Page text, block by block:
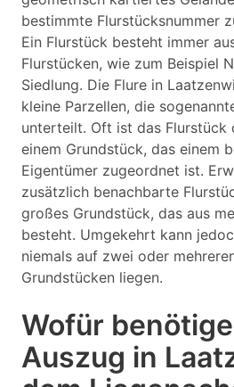
bestimmte Flurstücksnummer
Ein Flurstück besteht immer
Flurstücken, wie zum Beispiel
Siedlung. Die Flure in
kleine Parzellen, die
unterteilt. Oft ist das Flurstück
einem Grundstück, das einem
Eigentümer zugeordnet ist.
zusätzlich benachbarte
großes Grundstück, das aus
besteht. Umgekehrt kann
niemals auf zwei oder
Grundstücken liegen.
Wofür
Auszug in